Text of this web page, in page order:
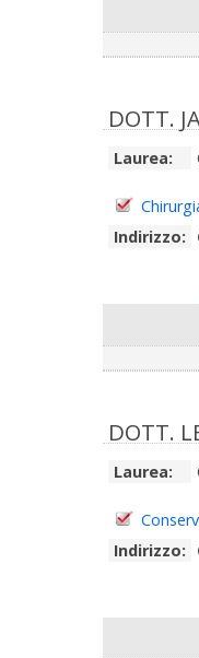
DOTT.
Laurea:
Indirizzo:
DOTT.
Laurea:
Indirizzo: